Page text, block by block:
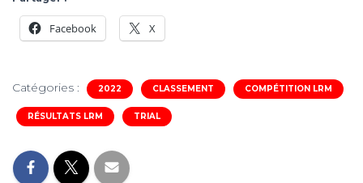
Facebook X
Catégories : 2022 CLASSEMENT COMPÉTITION LRM
RÉSULTATS LRM TRIAL